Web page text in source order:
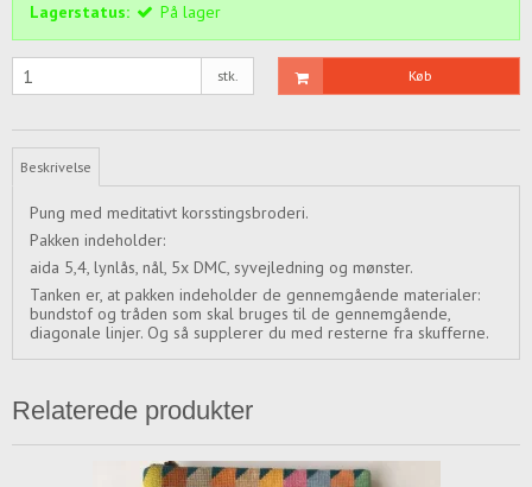
Lagerstatus: På lager
stk. Køb
Beskrivelse
Pung med meditativt korsstingsbroderi.
Pakken indeholder:
aida 5,4, lynlås, nål, 5x DMC, syvejledning og mønster.
Tanken er, at pakken indeholder de gennemgående materialer:
bundstof og tråden som skal bruges til de gennemgående,
diagonale linjer. Og så supplerer du med resterne fra skufferne.
Relaterede produkter